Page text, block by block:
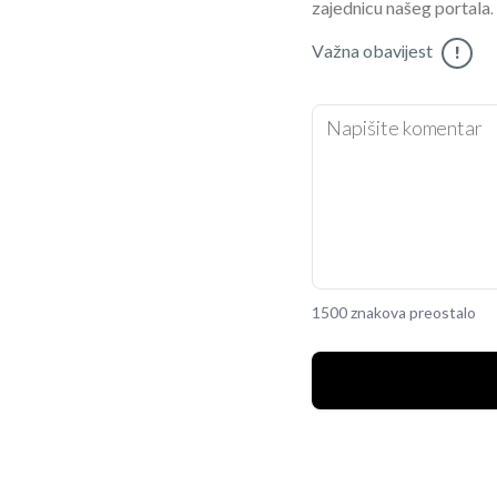
zajednicu našeg portala.
Važna obavijest !
1500 znakova preostalo